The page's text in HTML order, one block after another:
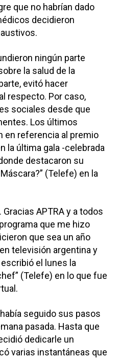
que no habrían dado
decidieron
ningún parte
la salud de la
evitó hacer
respecto. Por caso,
sociales desde que
Los últimos
en referencia al premio
la última gala -celebrada
destacaron su
(Telefe) en la
APTRA y a todos
que me hizo
que sea un año
televisión argentina y
el lunes la
(Telefe) en lo que fue
seguido sus pasos
pasada. Hasta que
dedicarle un
varias instantáneas que